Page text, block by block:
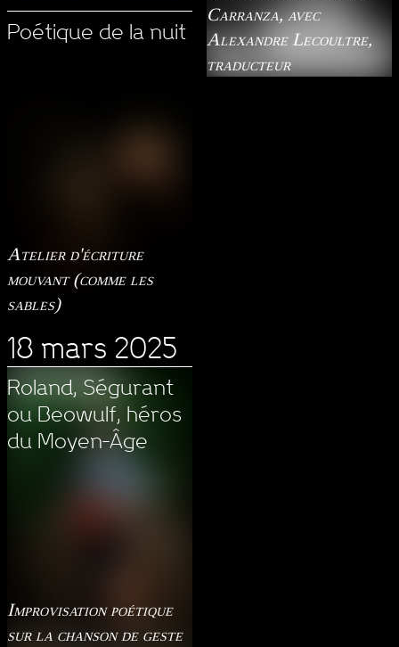
Poétique de la nuit
Atelier d'écriture
mouvant (comme les
sables)
Carranza, avec
Alexandre Lecoultre,
traducteur
18 mars 2025
Roland, Ségurant
ou Beowulf, héros
du Moyen-Âge
Improvisation poétique
sur la chanson de geste